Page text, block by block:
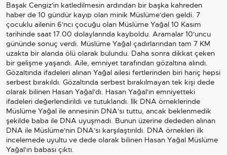
Başak Cengiz'in katledilmesin ardından bir başka kahreden
haber de 10 gündür kayıp olan minik Müslüme'den geldi. 7
çocuklu ailenin 6'ncı çocuğu olan Müslüme Yağal 10 Kasım
tarihinde saat 17.00 dolaylarında kayboldu. Aramalar 10'uncu
gününde sonuç verdi. Müslüme Yağal çadırlarından tam 7 KM
uzakta bir alanda ölü olarak bulundu. Daha sonra dikkat çeken
bir gelişme yaşandı. Aile, emniyet tarafından gözaltına alındı.
Gözaltında ifadeleri alınan Yağal ailesi fertlerinden biri hariç hepsi
serbest bırakıldı. Gözaltında serbest bırakılmayan tek kişi dede
olarak bilinen Hasan Yağal'dı. Hasan Yağal'ın emniyetteki
ifadeleri değerlendirildi ve tutuklandı. İlk DNA örneklerinde
Müslüme Yağal ile annesinin DNA'sı tuttu, ancak beklenmedik
şekilde baba ile DNA uyuşmadı. Bunun üzerine dededen alınan
DNA ile Müslüme'nin DNA'sı karşılaştırıldı. DNA örnekleri ilk
incelemede uyultu ve dede olarak bilinen Hasan Yağal Müslüme
Yağal'ın babası çıktı.